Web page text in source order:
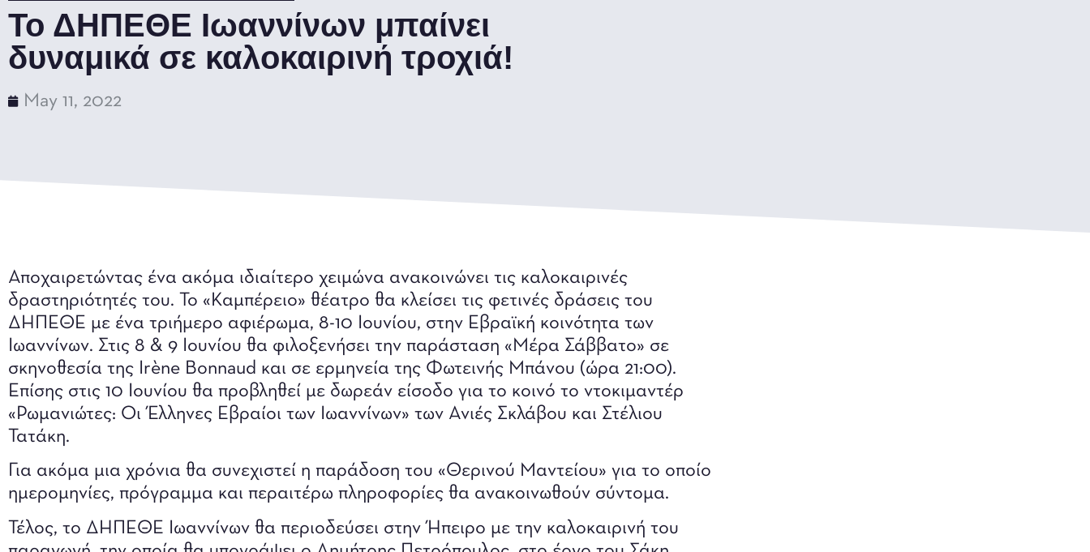
Το ΔΗΠΕΘΕ Ιωαννίνων μπαίνει
δυναμικά σε καλοκαιρινή τροχιά!
May 11, 2022
Αποχαιρετώντας ένα ακόμα ιδιαίτερο χειμώνα ανακοινώνει τις καλοκαιρινές
δραστηριότητές του. Το «Καμπέρειο» θέατρο θα κλείσει τις φετινές δράσεις του
ΔΗΠΕΘΕ με ένα τριήμερο αφιέρωμα, 8-10 Ιουνίου, στην Εβραϊκή κοινότητα των
Ιωαννίνων. Στις 8 & 9 Ιουνίου θα φιλοξενήσει την παράσταση «Μέρα Σάββατο» σε
σκηνοθεσία της Irène Bonnaud και σε ερμηνεία της Φωτεινής Μπάνου (ώρα 21:00).
Επίσης στις 10 Ιουνίου θα προβληθεί με δωρεάν είσοδο για το κοινό το ντοκιμαντέρ
«Ρωμανιώτες: Οι Έλληνες Εβραίοι των Ιωαννίνων» των Ανιές Σκλάβου και Στέλιου
Τατάκη.
Για ακόμα μια χρόνια θα συνεχιστεί η παράδοση του «Θερινού Μαντείου» για το οποίο
ημερομηνίες, πρόγραμμα και περαιτέρω πληροφορίες θα ανακοινωθούν σύντομα.
Τέλος, το ΔΗΠΕΘΕ Ιωαννίνων θα περιοδεύσει στην Ήπειρο με την καλοκαιρινή του